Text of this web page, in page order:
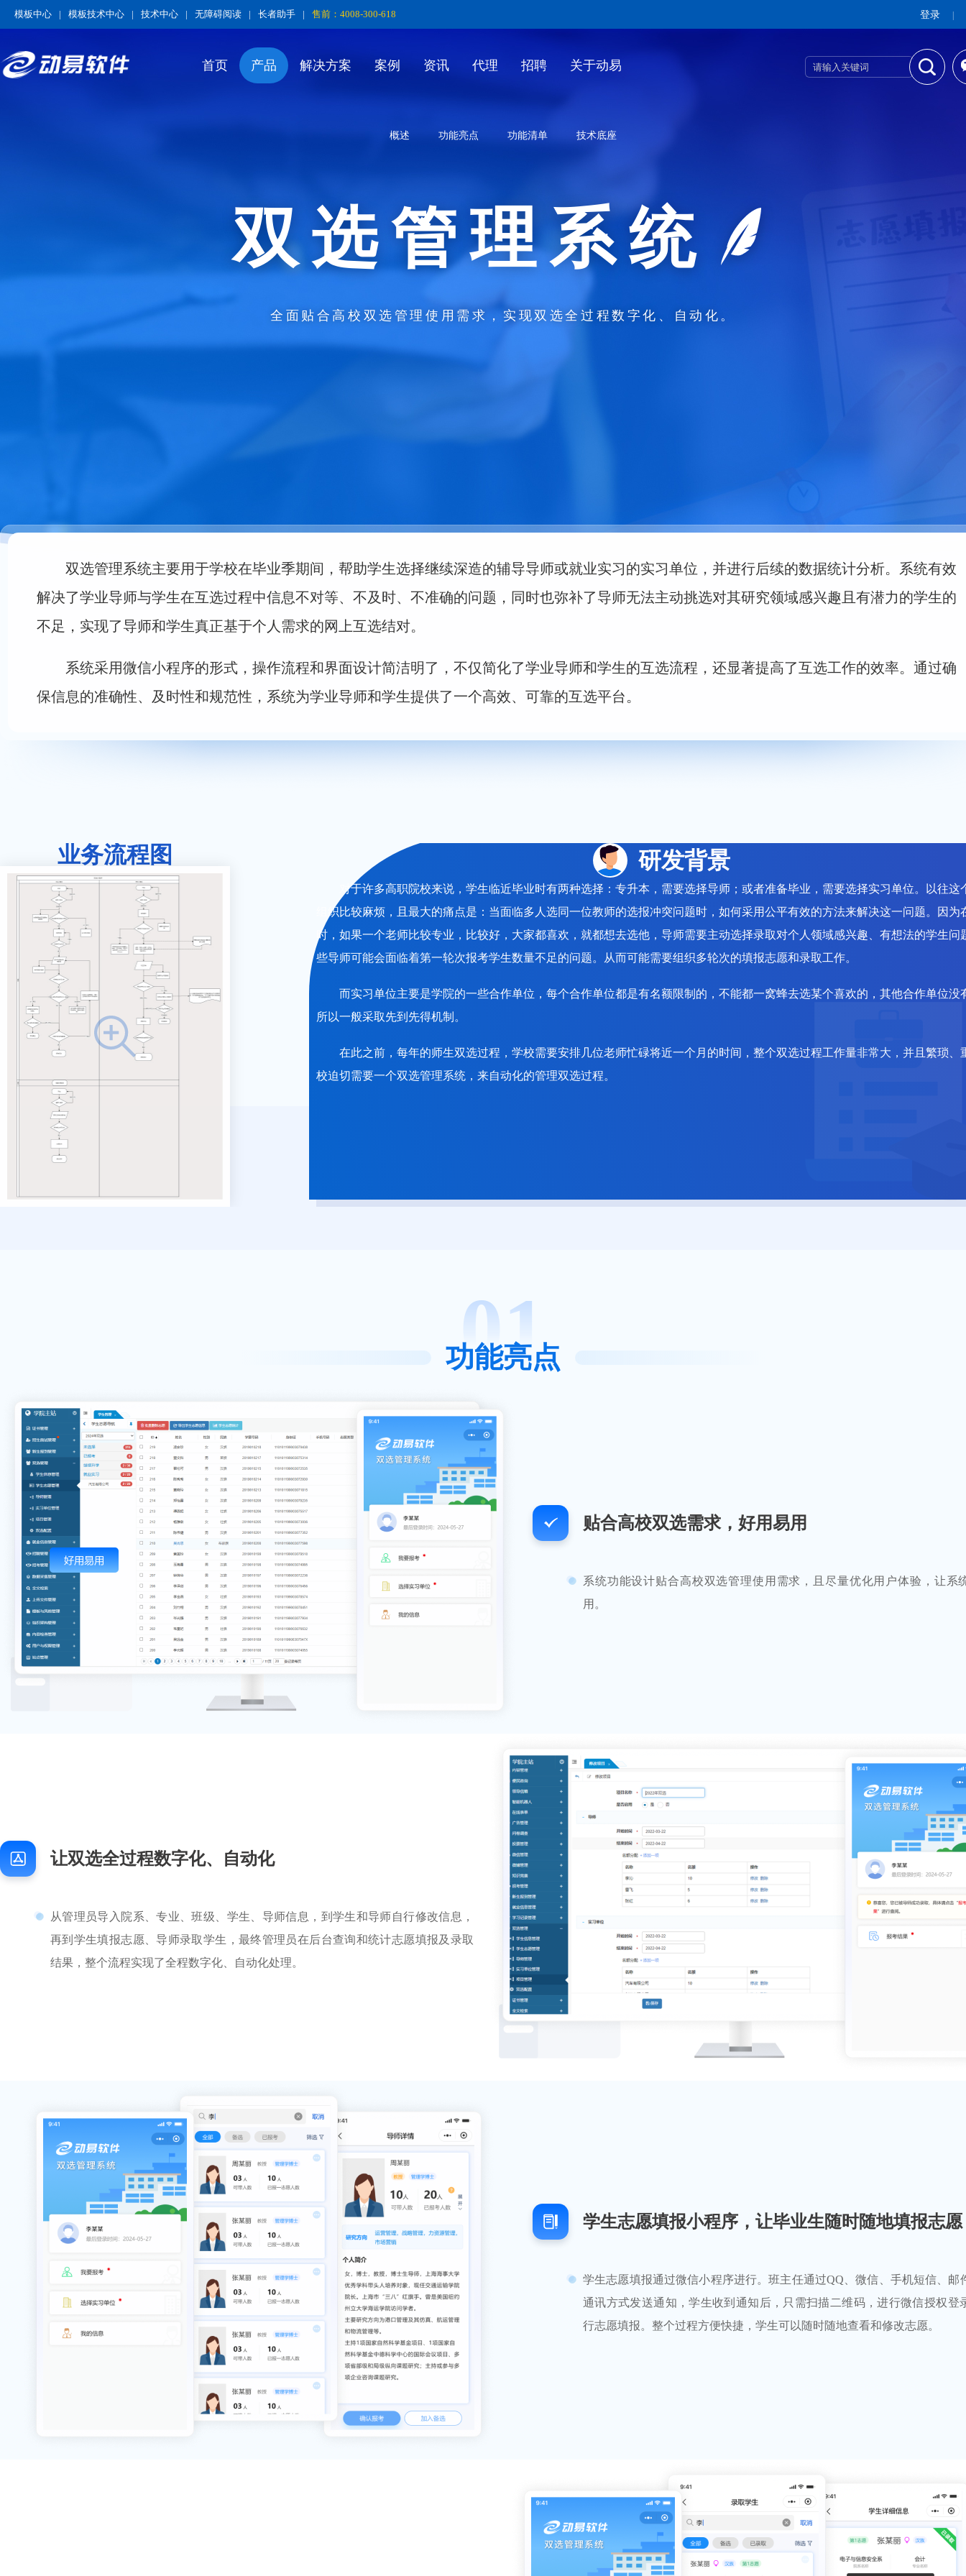
登录
模板中心 | 模板技术中心 | 技术中心 | 无障碍阅读 | 长者助手 | 售前：4008-300-618
首页 产品 解决方案 案例 资讯 代理 招聘 关于动易
概述 功能亮点 功能清单 技术底座
双选管理系统
全面贴合高校双选管理使用需求，实现双选全过程数字化、自动化。
双选管理系统主要用于学校在毕业季期间，帮助学生选择继续深造的辅导导师或就业实习的实习单位，并进行后续的数据统计分析。系统有效
解决了学业导师与学生在互选过程中信息不对等、不及时、不准确的问题，同时也弥补了导师无法主动挑选对其研究领域感兴趣且有潜力的学生的
不足，实现了导师和学生真正基于个人需求的网上互选结对。
系统采用微信小程序的形式，操作流程和界面设计简洁明了，不仅简化了学业导师和学生的互选流程，还显著提高了互选工作的效率。通过确
保信息的准确性、及时性和规范性，系统为学业导师和学生提供了一个高效、可靠的互选平台。
业务流程图 研发背景
对于许多高职院校来说，学生临近毕业时有两种选择：专升本，需要选择导师；或者准备毕业，需要选择实习单位。以往这
组织比较麻烦，且最大的痛点是：当面临多人选同一位教师的选报冲突问题时，如何采用公平有效的方法来解决这一问题。因为
时，如果一个老师比较专业，比较好，大家都喜欢，就都想去选他，导师需要主动选择录取对个人领域感兴趣、有想法的学生问
些导师可能会面临着第一轮次报考学生数量不足的问题。从而可能需要组织多轮次的填报志愿和录取工作。
而实习单位主要是学院的一些合作单位，每个合作单位都是有名额限制的，不能都一窝蜂去选某个喜欢的，其他合作单位没
所以一般采取先到先得机制。
在此之前，每年的师生双选过程，学校需要安排几位老师忙碌将近一个月的时间，整个双选过程工作量非常大，并且繁琐、
校迫切需要一个双选管理系统，来自动化的管理双选过程。
01
功能亮点
贴合高校双选需求，好用易用
系统功能设计贴合高校双选管理使用需求，且尽量优化用户体验，让系
用。
让双选全过程数字化、自动化
从管理员导入院系、专业、班级、学生、导师信息，到学生和导师自行修改信息，
再到学生填报志愿、导师录取学生，最终管理员在后台查询和统计志愿填报及录取
结果，整个流程实现了全程数字化、自动化处理。
学生志愿填报小程序，让毕业生随时随地填报志愿
学生志愿填报通过微信小程序进行。班主任通过QQ、微信、手机短信、邮
通讯方式发送通知，学生收到通知后，只需扫描二维码，进行微信授权登
行志愿填报。整个过程方便快捷，学生可以随时随地查看和修改志愿。